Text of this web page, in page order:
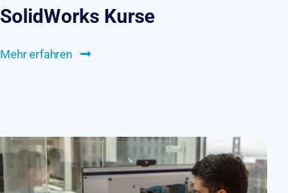
SolidWorks Kurse
Mehr erfahren